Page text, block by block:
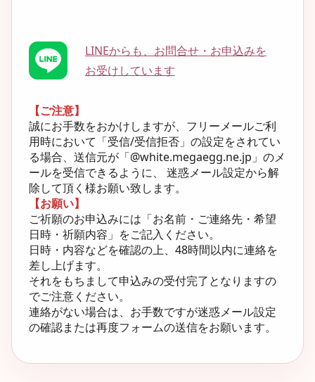
LINEからも、お問合せ・お申込みを
お受けしています
【ご注意】
誠にお手数をおかけしますが、フリーメールご利
用時において「受信/受信拒否」の設定をされてい
る場合、送信元が「@white.megaegg.ne.jp」のメ
ールを受信できるように、 迷惑メール設定から解
除して頂く様お願い致します。
【お願い】
ご祈願のお申込みには「お名前・ご連絡先・希望
日時・祈願内容」をご記入ください。
日時・内容などを確認の上、48時間以内に連絡を
差し上げます。
それをもちまして申込みの受付完了となりますの
でご注意ください。
連絡がない場合は、お手数ですが迷惑メール設定
の確認または再度フォームの送信をお願います。